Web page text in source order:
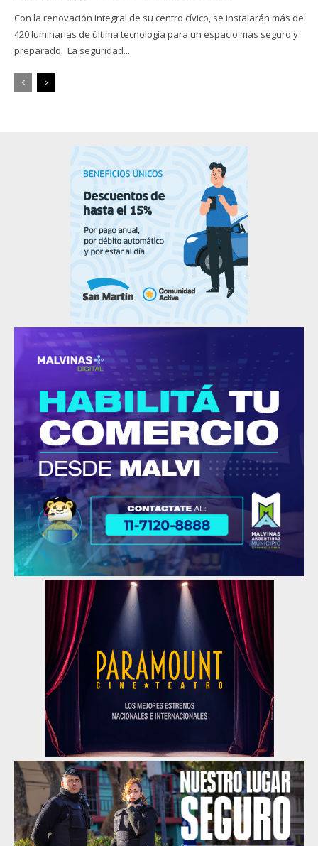
Con la renovación integral de su centro cívico, se instalarán más de
420 luminarias de última tecnología para un espacio más seguro y
preparado. La seguridad...